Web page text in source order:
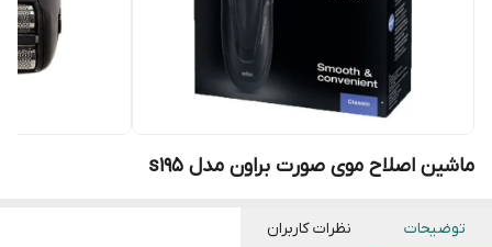
ماشین اصلاح موی صورت براون مدل s195
توضیحات نظرات کاربران